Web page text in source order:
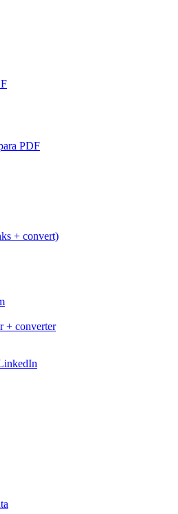
PDF
+ convert)
+ converter